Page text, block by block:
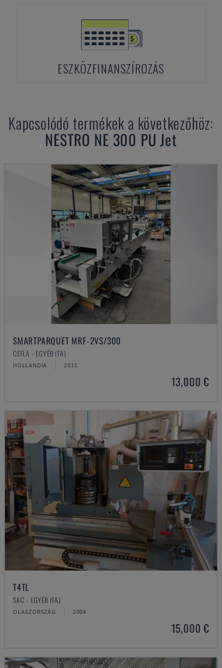
ESZKÖZFINANSZÍROZÁS
Kapcsolódó termékek a következőhöz:
NESTRO NE 300 PU Jet
SMARTPARQUET MRF-2VS/300
CEFLA - EGYÉB (FA)
HOLLANDIA 2011
13,000 €
T4TL
SAC - EGYÉB (FA)
OLASZORSZÁG 2004
15,000 €